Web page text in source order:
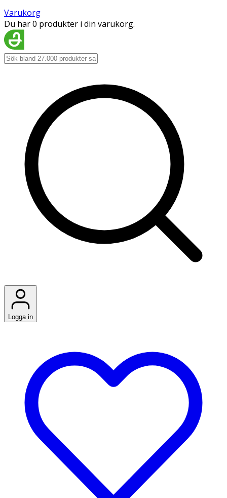
Varukorg
Du har 0 produkter i din varukorg.
Logga in